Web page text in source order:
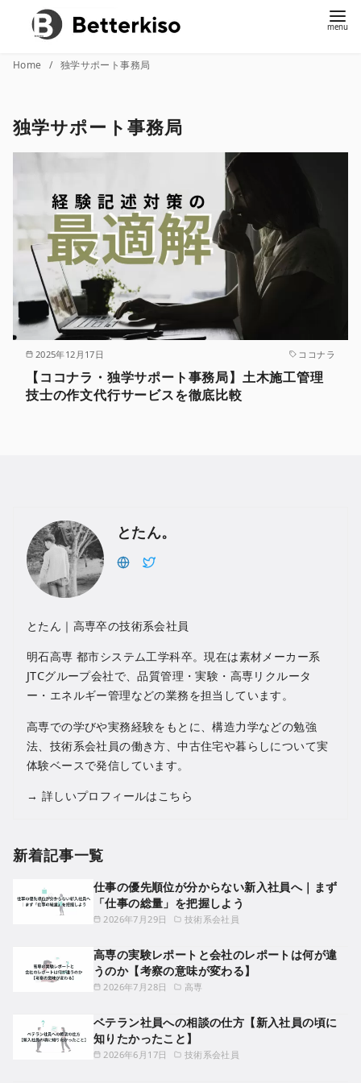
Home 独学サポート事務局
独学サポート事務局
2025年12月17日 ココナラ
【ココナラ・独学サポート事務局】土木施工管理
技士の作文代行サービスを徹底比較
とたん。
とたん｜高専卒の技術系会社員
明石高専 都市システム工学科卒。現在は素材メーカー系
JTCグループ会社で、品質管理・実験・高専リクルータ
ー・エネルギー管理などの業務を担当しています。
高専での学びや実務経験をもとに、構造力学などの勉強
法、技術系会社員の働き方、中古住宅や暮らしについて実
体験ベースで発信しています。
→ 詳しいプロフィールはこちら
新着記事一覧
2026年7月29日 技術系会社員
仕事の優先順位が分からない新入社員へ｜まず
「仕事の総量」を把握しよう
2026年7月28日 高専
高専の実験レポートと会社のレポートは何が違
うのか【考察の意味が変わる】
2026年6月17日 技術系会社員
ベテラン社員への相談の仕方【新入社員の頃に
知りたかったこと】